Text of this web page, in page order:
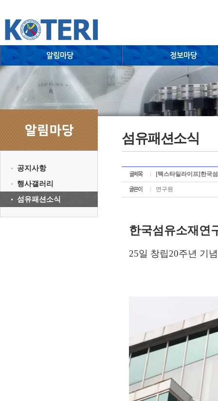
공지사항
행사갤러리
섬유패션소식
섬유패션소식
[텍스타일라이프]한국
연구원
한국섬유소재연
25일 창립20주년 기